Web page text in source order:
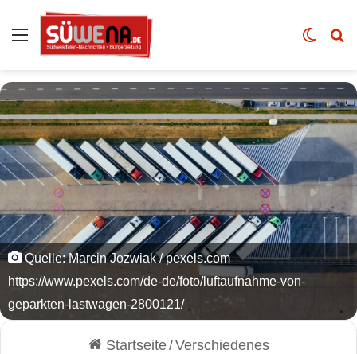
Auswahl Skin
Quelle: Marcin Jozwiak / pexels.com
https://www.pexels.com/de-de/foto/luftaufnahme-von-
geparkten-lastwagen-2800121/
Startseite/Verschiedenes